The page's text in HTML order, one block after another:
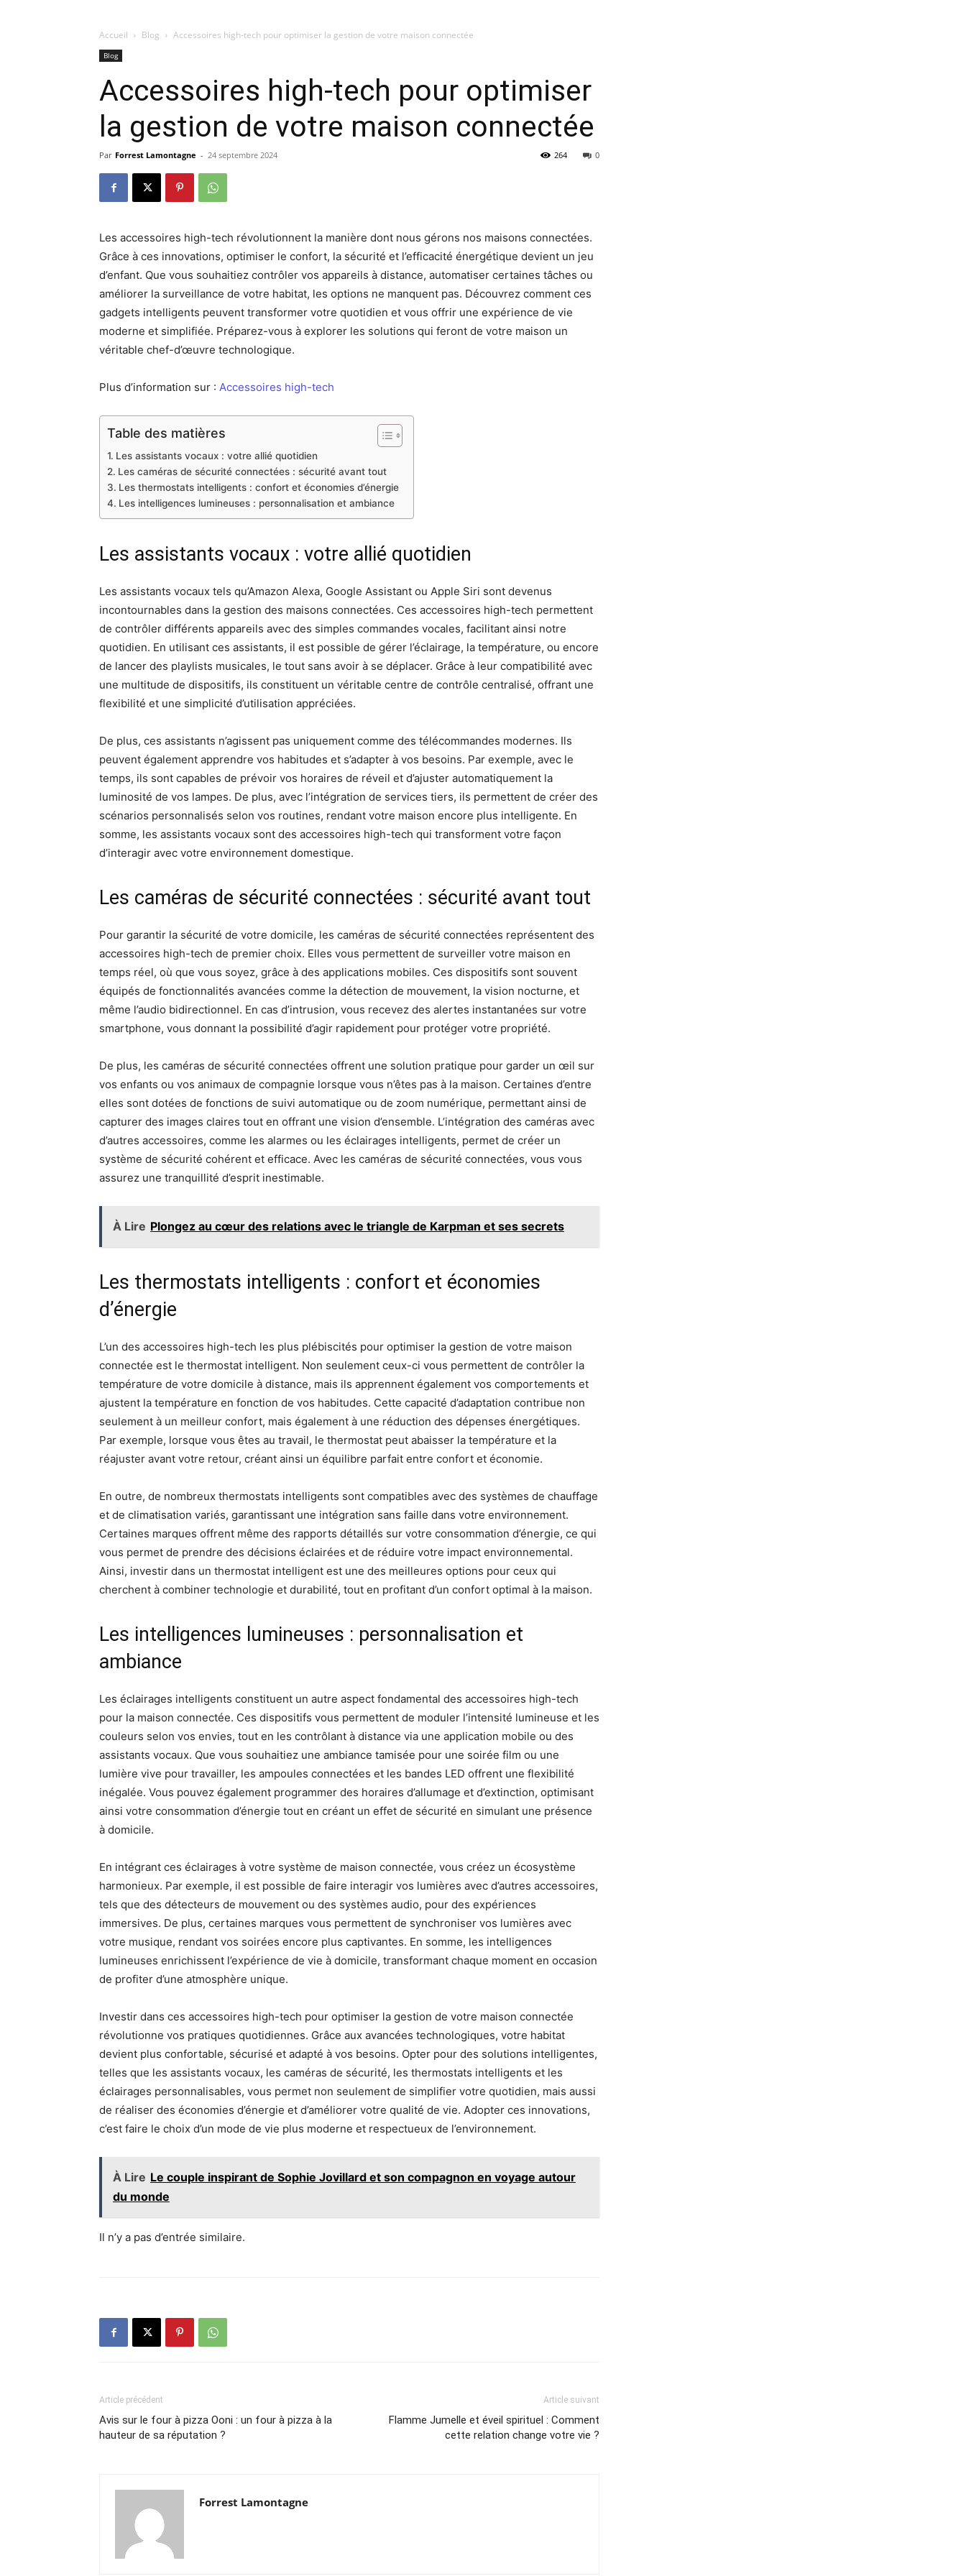
Accueil Blog Accessoires high-tech pour optimiser la gestion de votre maison connectée
Blog
Accessoires high-tech pour optimiser
la gestion de votre maison connectée
Par Forrest Lamontagne - 24 septembre 2024 0
264
Les accessoires high-tech révolutionnent la manière dont nous gérons nos maisons connectées.
Grâce à ces innovations, optimiser le confort, la sécurité et l’efficacité énergétique devient un jeu
d’enfant. Que vous souhaitiez contrôler vos appareils à distance, automatiser certaines tâches ou
améliorer la surveillance de votre habitat, les options ne manquent pas. Découvrez comment ces
gadgets intelligents peuvent transformer votre quotidien et vous offrir une expérience de vie
moderne et simplifiée. Préparez-vous à explorer les solutions qui feront de votre maison un
véritable chef-d’œuvre technologique.
Plus d’information sur : Accessoires high-tech
Table des matières
Les assistants vocaux : votre allié quotidien
Les caméras de sécurité connectées : sécurité avant tout
Les thermostats intelligents : confort et économies d’énergie
Les intelligences lumineuses : personnalisation et ambiance
Les assistants vocaux : votre allié quotidien
Les assistants vocaux tels qu’Amazon Alexa, Google Assistant ou Apple Siri sont devenus
incontournables dans la gestion des maisons connectées. Ces accessoires high-tech permettent
de contrôler différents appareils avec des simples commandes vocales, facilitant ainsi notre
quotidien. En utilisant ces assistants, il est possible de gérer l’éclairage, la température, ou encore
de lancer des playlists musicales, le tout sans avoir à se déplacer. Grâce à leur compatibilité avec
une multitude de dispositifs, ils constituent un véritable centre de contrôle centralisé, offrant une
flexibilité et une simplicité d’utilisation appréciées.
De plus, ces assistants n’agissent pas uniquement comme des télécommandes modernes. Ils
peuvent également apprendre vos habitudes et s’adapter à vos besoins. Par exemple, avec le
temps, ils sont capables de prévoir vos horaires de réveil et d’ajuster automatiquement la
luminosité de vos lampes. De plus, avec l’intégration de services tiers, ils permettent de créer des
scénarios personnalisés selon vos routines, rendant votre maison encore plus intelligente. En
somme, les assistants vocaux sont des accessoires high-tech qui transforment votre façon
d’interagir avec votre environnement domestique.
Les caméras de sécurité connectées : sécurité avant tout
Pour garantir la sécurité de votre domicile, les caméras de sécurité connectées représentent des
accessoires high-tech de premier choix. Elles vous permettent de surveiller votre maison en
temps réel, où que vous soyez, grâce à des applications mobiles. Ces dispositifs sont souvent
équipés de fonctionnalités avancées comme la détection de mouvement, la vision nocturne, et
même l’audio bidirectionnel. En cas d’intrusion, vous recevez des alertes instantanées sur votre
smartphone, vous donnant la possibilité d’agir rapidement pour protéger votre propriété.
De plus, les caméras de sécurité connectées offrent une solution pratique pour garder un œil sur
vos enfants ou vos animaux de compagnie lorsque vous n’êtes pas à la maison. Certaines d’entre
elles sont dotées de fonctions de suivi automatique ou de zoom numérique, permettant ainsi de
capturer des images claires tout en offrant une vision d’ensemble. L’intégration des caméras avec
d’autres accessoires, comme les alarmes ou les éclairages intelligents, permet de créer un
système de sécurité cohérent et efficace. Avec les caméras de sécurité connectées, vous vous
assurez une tranquillité d’esprit inestimable.
À Lire Plongez au cœur des relations avec le triangle de Karpman et ses secrets
Les thermostats intelligents : confort et économies
d’énergie
L’un des accessoires high-tech les plus plébiscités pour optimiser la gestion de votre maison
connectée est le thermostat intelligent. Non seulement ceux-ci vous permettent de contrôler la
température de votre domicile à distance, mais ils apprennent également vos comportements et
ajustent la température en fonction de vos habitudes. Cette capacité d’adaptation contribue non
seulement à un meilleur confort, mais également à une réduction des dépenses énergétiques.
Par exemple, lorsque vous êtes au travail, le thermostat peut abaisser la température et la
réajuster avant votre retour, créant ainsi un équilibre parfait entre confort et économie.
En outre, de nombreux thermostats intelligents sont compatibles avec des systèmes de chauffage
et de climatisation variés, garantissant une intégration sans faille dans votre environnement.
Certaines marques offrent même des rapports détaillés sur votre consommation d’énergie, ce qui
vous permet de prendre des décisions éclairées et de réduire votre impact environnemental.
Ainsi, investir dans un thermostat intelligent est une des meilleures options pour ceux qui
cherchent à combiner technologie et durabilité, tout en profitant d’un confort optimal à la maison.
Les intelligences lumineuses : personnalisation et
ambiance
Les éclairages intelligents constituent un autre aspect fondamental des accessoires high-tech
pour la maison connectée. Ces dispositifs vous permettent de moduler l’intensité lumineuse et les
couleurs selon vos envies, tout en les contrôlant à distance via une application mobile ou des
assistants vocaux. Que vous souhaitiez une ambiance tamisée pour une soirée film ou une
lumière vive pour travailler, les ampoules connectées et les bandes LED offrent une flexibilité
inégalée. Vous pouvez également programmer des horaires d’allumage et d’extinction, optimisant
ainsi votre consommation d’énergie tout en créant un effet de sécurité en simulant une présence
à domicile.
En intégrant ces éclairages à votre système de maison connectée, vous créez un écosystème
harmonieux. Par exemple, il est possible de faire interagir vos lumières avec d’autres accessoires,
tels que des détecteurs de mouvement ou des systèmes audio, pour des expériences
immersives. De plus, certaines marques vous permettent de synchroniser vos lumières avec
votre musique, rendant vos soirées encore plus captivantes. En somme, les intelligences
lumineuses enrichissent l’expérience de vie à domicile, transformant chaque moment en occasion
de profiter d’une atmosphère unique.
Investir dans ces accessoires high-tech pour optimiser la gestion de votre maison connectée
révolutionne vos pratiques quotidiennes. Grâce aux avancées technologiques, votre habitat
devient plus confortable, sécurisé et adapté à vos besoins. Opter pour des solutions intelligentes,
telles que les assistants vocaux, les caméras de sécurité, les thermostats intelligents et les
éclairages personnalisables, vous permet non seulement de simplifier votre quotidien, mais aussi
de réaliser des économies d’énergie et d’améliorer votre qualité de vie. Adopter ces innovations,
c’est faire le choix d’un mode de vie plus moderne et respectueux de l’environnement.
À Lire Le couple inspirant de Sophie Jovillard et son compagnon en voyage autour
du monde
Il n’y a pas d’entrée similaire.
Article précédent
Avis sur le four à pizza Ooni : un four à pizza à la
hauteur de sa réputation ?
Article suivant
Flamme Jumelle et éveil spirituel : Comment
cette relation change votre vie ?
Forrest Lamontagne